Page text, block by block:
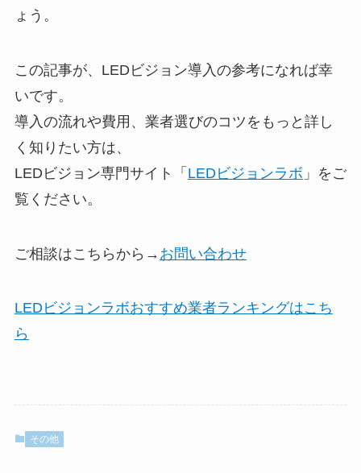
ょう。
この記事が、LEDビジョン導入の参考になれば幸
いです。
導入の流れや費用、業者選びのコツをもっと詳し
く知りたい方は、
LEDビジョン専門サイト「 LEDビジョンラボ 」をご
覧ください。
ご相談はこちらから→ お問い合わせ
LEDビジョンラボおすすめ業者ランキングはこち
ら
その他